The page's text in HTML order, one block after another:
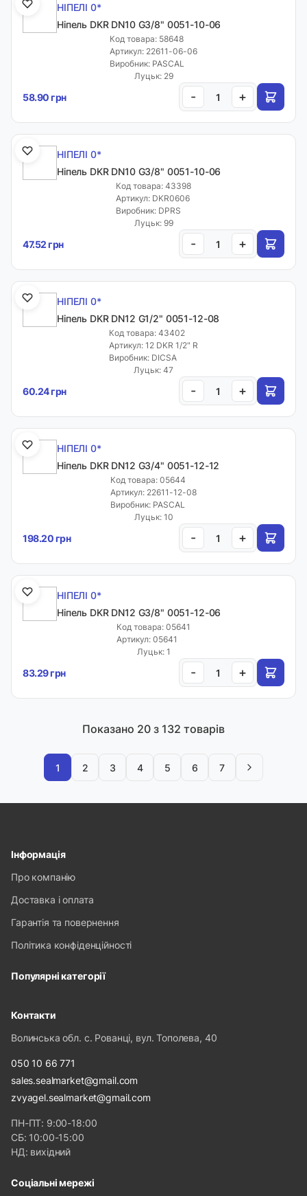
НІПЕЛІ 0*
Ніпель DKR DN10 G3/8" 0051-10-06
Код товара: 58648
Артикул: 22611-06-06
Виробник: PASCAL
Луцьк: 29
58.90 грн - +
НІПЕЛІ 0*
Ніпель DKR DN10 G3/8" 0051-10-06
Код товара: 43398
Артикул: DKR0606
Виробник: DPRS
Луцьк: 99
47.52 грн - +
НІПЕЛІ 0*
Ніпель DKR DN12 G1/2" 0051-12-08
Код товара: 43402
Артикул: 12 DKR 1/2" R
Виробник: DICSA
Луцьк: 47
60.24 грн - +
НІПЕЛІ 0*
Ніпель DKR DN12 G3/4" 0051-12-12
Код товара: 05644
Артикул: 22611-12-08
Виробник: PASCAL
Луцьк: 10
198.20 грн - +
НІПЕЛІ 0*
Ніпель DKR DN12 G3/8" 0051-12-06
Код товара: 05641
Артикул: 05641
Луцьк: 1
83.29 грн - +
Показано 20 з 132 товарів
1 2 3 4 5 6 7
Інформація
Про компанію
Доставка і оплата
Гарантія та повернення
Політика конфіденційності
Популярні категорії
Контакти
Волинська обл. с. Рованці, вул. Тополева, 40
050 10 66 771
sales.sealmarket@gmail.com
zvyagel.sealmarket@gmail.com
ПН-ПТ: 9:00-18:00
СБ: 10:00-15:00
НД: вихідний
Соціальні мережі